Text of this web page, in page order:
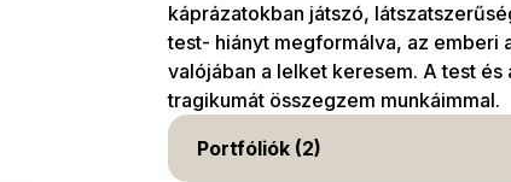
káprázatokban játszó,
test- hiányt megformálva, az emberi
valójában a lelket keresem. A test
tragikumát összegzem munkáimmal.
Portfóliók (2)